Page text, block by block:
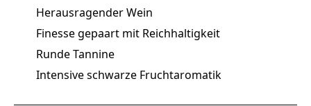
Herausragender Wein
Finesse gepaart mit Reichhaltigkeit
Runde Tannine
Intensive schwarze Fruchtaromatik